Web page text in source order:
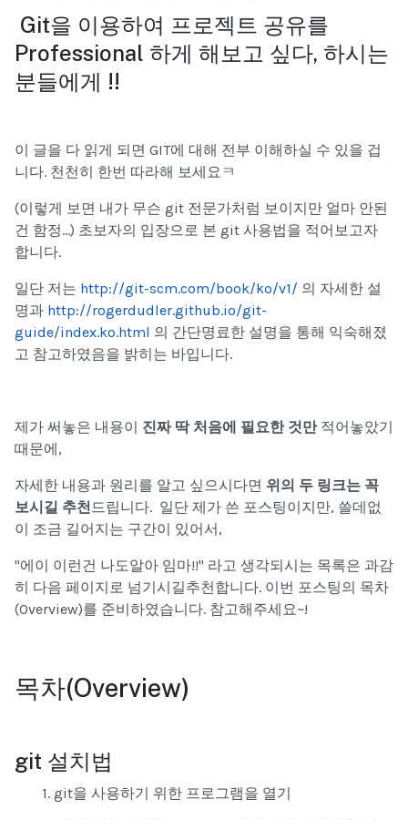
Git을 이용하여 프로젝트 공유를
Professional 하게 해보고 싶다, 하시는
분들에게 !!
이 글을 다 읽게 되면 GIT에 대해 전부 이해하실 수 있을 겁
니다. 천천히 한번 따라해 보세요ㅋ
(이렇게 보면 내가 무슨 git 전문가처럼 보이지만 얼마 안된
건 함정...) 초보자의 입장으로 본 git 사용법을 적어보고자
합니다.
일단 저는 http://git-scm.com/book/ko/v1/ 의 자세한 설
명과 http://rogerdudler.github.io/git-
guide/index.ko.html 의 간단명료한 설명을 통해 익숙해졌
고 참고하였음을 밝히는 바입니다.
제가 써놓은 내용이 진짜 딱 처음에 필요한 것만적어놓았기
때문에,
자세한 내용과 원리를 알고 싶으시다면 위의 두 링크는 꼭
보시길 추천드립니다. 일단 제가 쓴 포스팅이지만, 쓸데없
이 조금 길어지는 구간이 있어서,
"에이 이런건 나도알아 임마!!" 라고 생각되시는 목록은 과감
히 다음 페이지로 넘기시길추천합니다. 이번 포스팅의 목차
(Overview)를 준비하였습니다. 참고해주세요~!
목차(Overview)
git 설치법
1. git을 사용하기 위한 프로그램을 열기